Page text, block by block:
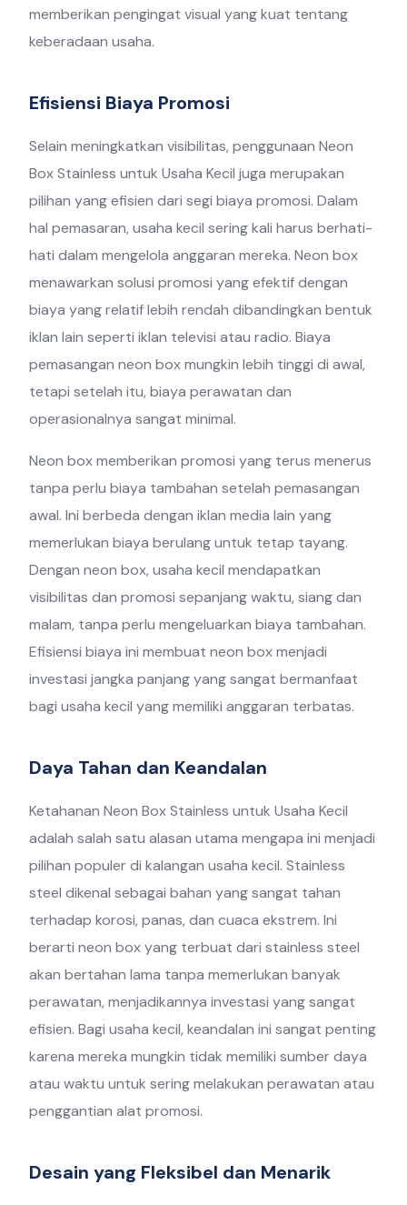
memberikan pengingat visual yang kuat tentang
keberadaan usaha.
Efisiensi Biaya Promosi
Selain meningkatkan visibilitas, penggunaan Neon
Box Stainless untuk Usaha Kecil juga merupakan
pilihan yang efisien dari segi biaya promosi. Dalam
hal pemasaran, usaha kecil sering kali harus berhati-
hati dalam mengelola anggaran mereka. Neon box
menawarkan solusi promosi yang efektif dengan
biaya yang relatif lebih rendah dibandingkan bentuk
iklan lain seperti iklan televisi atau radio. Biaya
pemasangan neon box mungkin lebih tinggi di awal,
tetapi setelah itu, biaya perawatan dan
operasionalnya sangat minimal.
Neon box memberikan promosi yang terus menerus
tanpa perlu biaya tambahan setelah pemasangan
awal. Ini berbeda dengan iklan media lain yang
memerlukan biaya berulang untuk tetap tayang.
Dengan neon box, usaha kecil mendapatkan
visibilitas dan promosi sepanjang waktu, siang dan
malam, tanpa perlu mengeluarkan biaya tambahan.
Efisiensi biaya ini membuat neon box menjadi
investasi jangka panjang yang sangat bermanfaat
bagi usaha kecil yang memiliki anggaran terbatas.
Daya Tahan dan Keandalan
Ketahanan Neon Box Stainless untuk Usaha Kecil
adalah salah satu alasan utama mengapa ini menjadi
pilihan populer di kalangan usaha kecil. Stainless
steel dikenal sebagai bahan yang sangat tahan
terhadap korosi, panas, dan cuaca ekstrem. Ini
berarti neon box yang terbuat dari stainless steel
akan bertahan lama tanpa memerlukan banyak
perawatan, menjadikannya investasi yang sangat
efisien. Bagi usaha kecil, keandalan ini sangat penting
karena mereka mungkin tidak memiliki sumber daya
atau waktu untuk sering melakukan perawatan atau
penggantian alat promosi.
Desain yang Fleksibel dan Menarik